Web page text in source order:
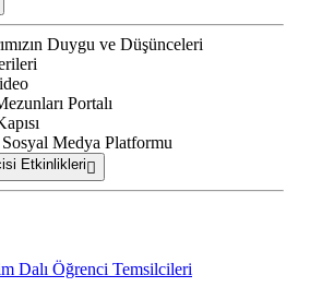
Duygu ve Düşünceleri
Portalı
Medya Platformu
Etkinlikleri
Dalı Öğrenci Temsilcileri